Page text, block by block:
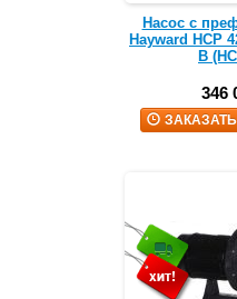
Насос с
Hayward HCP
В
346
ЗАКАЗАТЬ